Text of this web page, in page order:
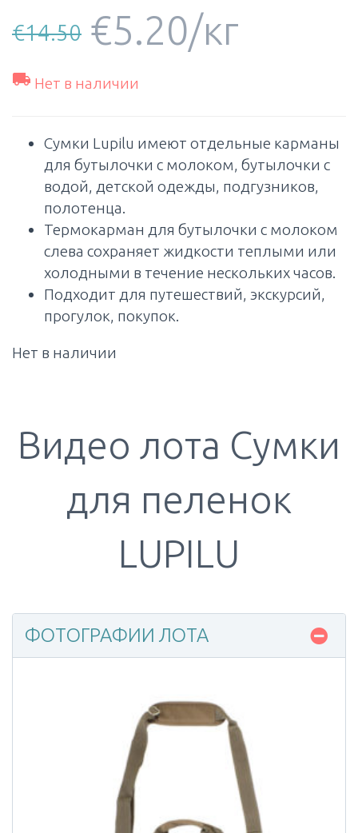
€14.50 €5.20/кг
 Нет в наличии
Сумки Lupilu имеют отдельные карманы
для бутылочки с молоком, бутылочки с
водой, детской одежды, подгузников,
полотенца.
Термокарман для бутылочки с молоком
слева сохраняет жидкости теплыми или
холодными в течение нескольких часов.
Подходит для путешествий, экскурсий,
прогулок, покупок.
Нет в наличии
Видео лота Сумки
для пеленок
LUPILU
ФОТОГРАФИИ ЛОТА